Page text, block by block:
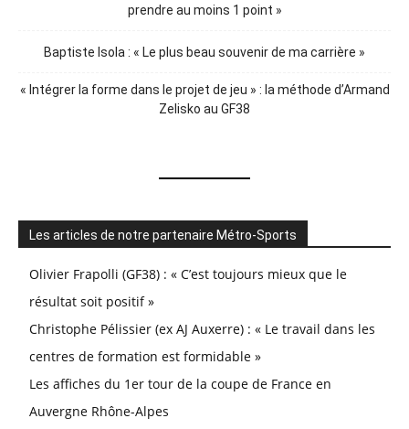
prendre au moins 1 point »
Baptiste Isola : « Le plus beau souvenir de ma carrière »
« Intégrer la forme dans le projet de jeu » : la méthode d’Armand
Zelisko au GF38
Les articles de notre partenaire Métro-Sports
Olivier Frapolli (GF38) : « C’est toujours mieux que le
résultat soit positif »
Christophe Pélissier (ex AJ Auxerre) : « Le travail dans les
centres de formation est formidable »
Les affiches du 1er tour de la coupe de France en
Auvergne Rhône-Alpes